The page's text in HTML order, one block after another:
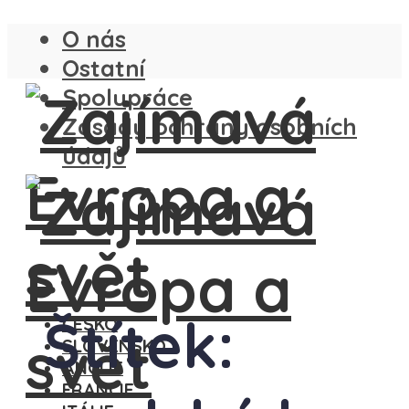
O nás
Ostatní
Spolupráce
Zásady ochrany osobních
údajů
ČESKO
SLOVENSKO
ANGLIE
FRANCIE
Štítek: